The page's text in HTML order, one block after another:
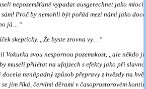
nepozemšťané vypadat ausgerechnet jako mloci
Proč by nemohli být pořád mezi námi jako
já…“
skepticky. „Že byste zrovna vy…“
Vokurka svou nespornou pozemskost, „ale někdo
museli přilétat na ufajzech s efekty jako při
nenápadný způsob přepravy z hvězdy na
se jim říká, červími děrami v časoprostorovém